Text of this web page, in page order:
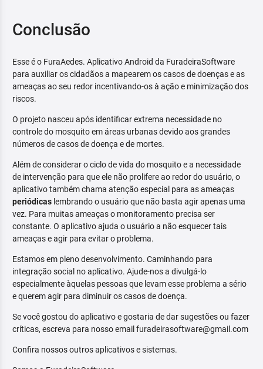
Conclusão
Esse é o FuraAedes. Aplicativo Android da FuradeiraSoftware
para auxiliar os cidadãos a mapearem os casos de doenças e as
ameaças ao seu redor incentivando-os à ação e minimização dos
riscos.
O projeto nasceu após identificar extrema necessidade no
controle do mosquito em áreas urbanas devido aos grandes
números de casos de doença e de mortes.
Além de considerar o ciclo de vida do mosquito e a necessidade
de intervenção para que ele não prolifere ao redor do usuário, o
aplicativo também chama atenção especial para as ameaças
periódicas lembrando o usuário que não basta agir apenas uma
vez. Para muitas ameaças o monitoramento precisa ser
constante. O aplicativo ajuda o usuário a não esquecer tais
ameaças e agir para evitar o problema.
Estamos em pleno desenvolvimento. Caminhando para
integração social no aplicativo. Ajude-nos a divulgá-lo
especialmente àquelas pessoas que levam esse problema a sério
e querem agir para diminuir os casos de doença.
Se você gostou do aplicativo e gostaria de dar sugestões ou fazer
críticas, escreva para nosso email furadeirasoftware@gmail.com
Confira nossos outros aplicativos e sistemas.